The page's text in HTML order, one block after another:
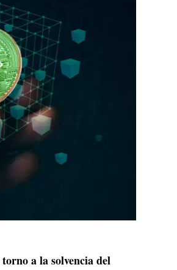
a la solvencia del